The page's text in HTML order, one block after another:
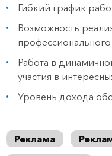
Гибкий график
Возможность
профессионального
Работа в
участия в
Уровень дохода
Реклама